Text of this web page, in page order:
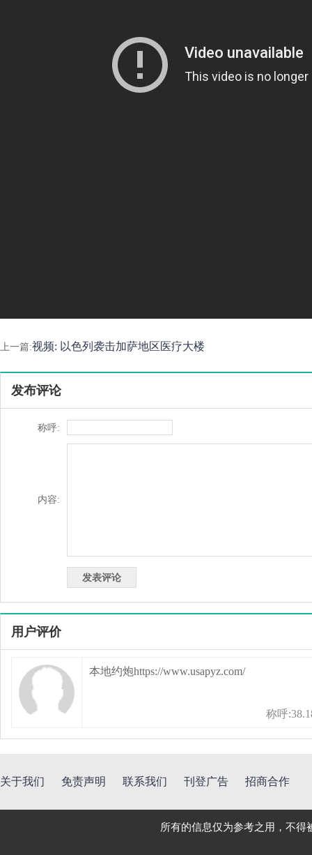
上一篇:视频: 以色列袭击加萨地区医疗大楼
发布评论
称呼:
内容:
用户评价
本地约炮https://www.usapyz.com/
称呼
关于我们 免责声明 联系我们 刊登广告 招商合作
所有的信息仅为参考之用，不